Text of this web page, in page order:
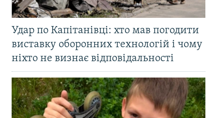
Удар по Капітанівці: хто мав погодити
виставку оборонних технологій і чому
ніхто не визнає відповідальності